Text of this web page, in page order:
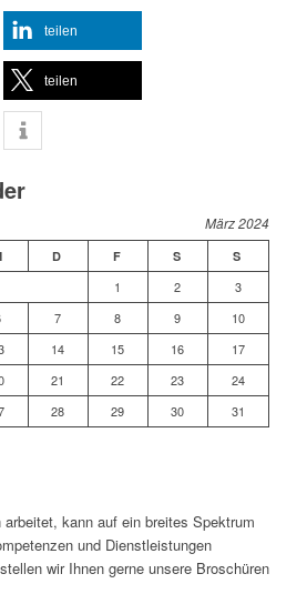
teilen
teilen
März 2024
D F S S
1 2
3
7 8 9
10
14 15 16
17
21 22 23
24
28 29 30 31
kann auf ein breites Spektrum
und Dienstleistungen
wir Ihnen gerne unsere Broschüren